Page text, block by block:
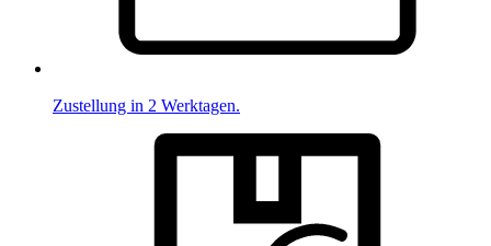
Zustellung in 2 Werktagen.